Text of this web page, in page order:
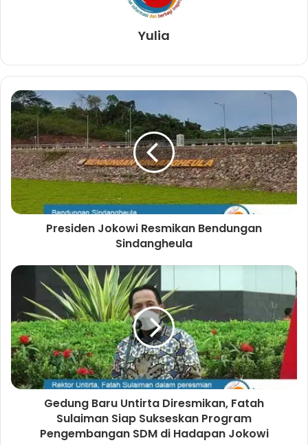
Yulia
Presiden Jokowi Resmikan Bendungan
Sindangheula
Gedung Baru Untirta Diresmikan, Fatah
Sulaiman Siap Sukseskan Program
Pengembangan SDM di Hadapan Jokowi